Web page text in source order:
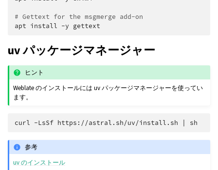
# Gettext for the msgmerge add-on
apt install -y
uv パッケージマネージャー
ヒント
Weblate のインストールには uv パッケージマネージャーを使ってい
ます。
curl -LsSf https://astral.sh/uv/install.sh
参考
uv のインストール